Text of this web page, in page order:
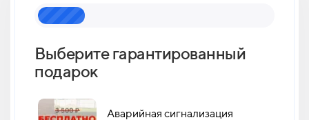
Выберите гарантированный
подарок
Аварийная сигнализация